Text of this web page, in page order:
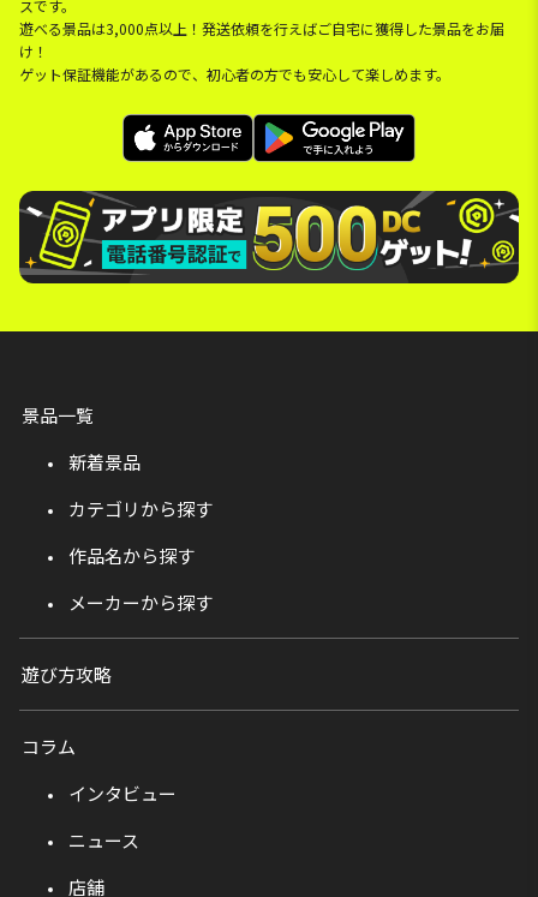
スです。
遊べる景品は3,000点以上！発送依頼を行えばご自宅に獲得した景品をお届
け！
ゲット保証機能があるので、初心者の方でも安心して楽しめます。
景品一覧
新着景品
カテゴリから探す
作品名から探す
メーカーから探す
遊び方攻略
コラム
インタビュー
ニュース
店舗